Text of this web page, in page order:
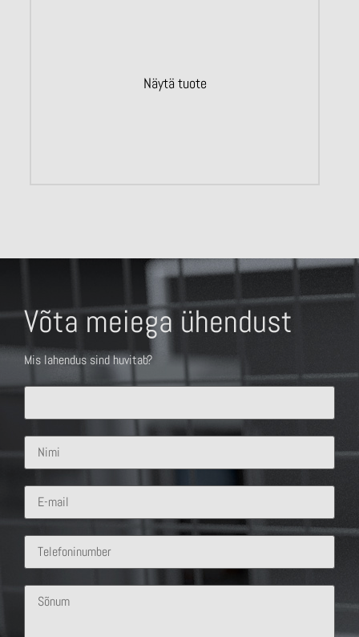
Näytä tuote
Võta meiega ühendust
Mis lahendus sind huvitab?